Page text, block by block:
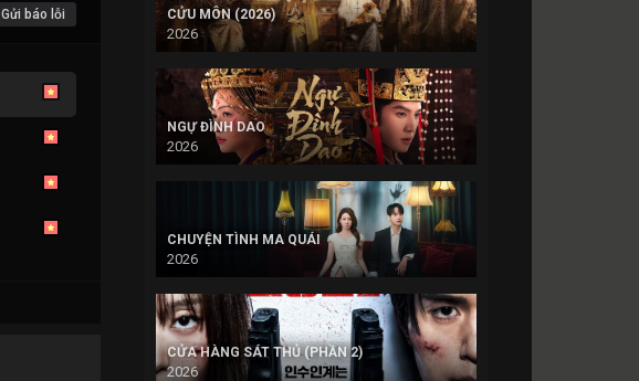
Gửi báo lỗi CỬU MÔN (2026)
2026
NGỰ ĐÌNH DAO
2026
CHUYỆN TÌNH MA QUÁI
2026
CỬA HÀNG SÁT THỦ (PHẦN 2)
2026